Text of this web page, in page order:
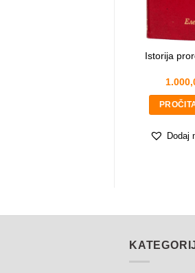
Istorija
Dodaj